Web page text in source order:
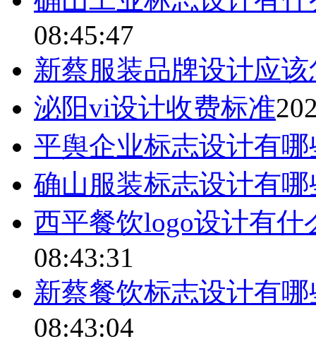
08:45:47
新蔡服装品牌设计应
泌阳vi设计收费标准
平舆企业标志设计有
确山服装标志设计有
西平餐饮logo设计有什
08:43:31
新蔡餐饮标志设计有
08:43:04